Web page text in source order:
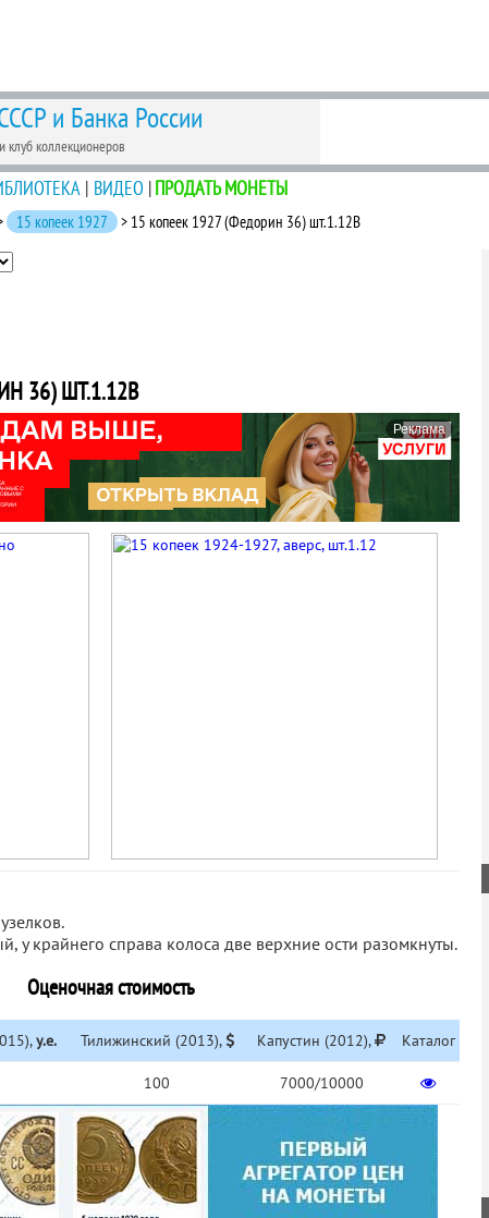
и Банка России
коллекционеров
| ВИДЕО |ПРОДАТЬ МОНЕТЫ
15 копеек 1927 > 15 копеек 1927 (Федорин 36) шт.1.12В
36) ШТ.1.12В
Реклама
у крайнего справа колоса две верхние ости разомкнуты.
Оценочная стоимость
у.е. Тилижинский (2013), Капустин (2012), Каталог
100 7000/10000